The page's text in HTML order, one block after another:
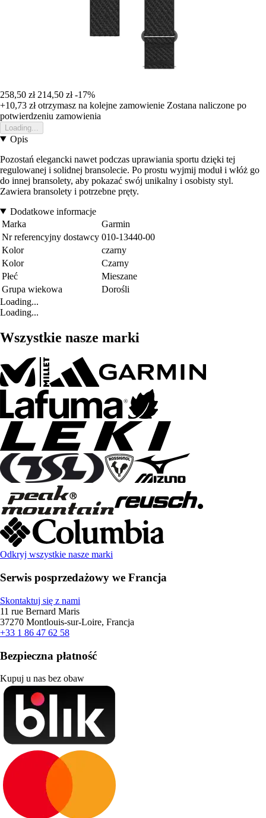
258,50 zł 214,50 zł -17%
+10,73 złotrzymasz na kolejne zamowienie Zostana naliczone po
potwierdzeniu zamowienia
Loading...
Opis
Pozostań elegancki nawet podczas uprawiania sportu dzięki tej
regulowanej i solidnej bransolecie. Po prostu wyjmij moduł i włóż go
do innej bransolety, aby pokazać swój unikalny i osobisty styl.
Zawiera bransolety i potrzebne pręty.
Dodatkowe informacje
Marka
Garmin
Nr referencyjny dostawcy 010-13440-00
Kolor
czarny
Kolor
Czarny
Płeć
Mieszane
Grupa wiekowa
Dorośli
Loading...
Loading...
Wszystkie nasze marki
Odkryj wszystkie nasze marki
Serwis posprzedażowy we Francja
Skontaktuj się z nami
11 rue Bernard Maris
37270 Montlouis-sur-Loire, Francja
+33 1 86 47 62 58
Bezpieczna płatność
Kupuj u nas bez obaw